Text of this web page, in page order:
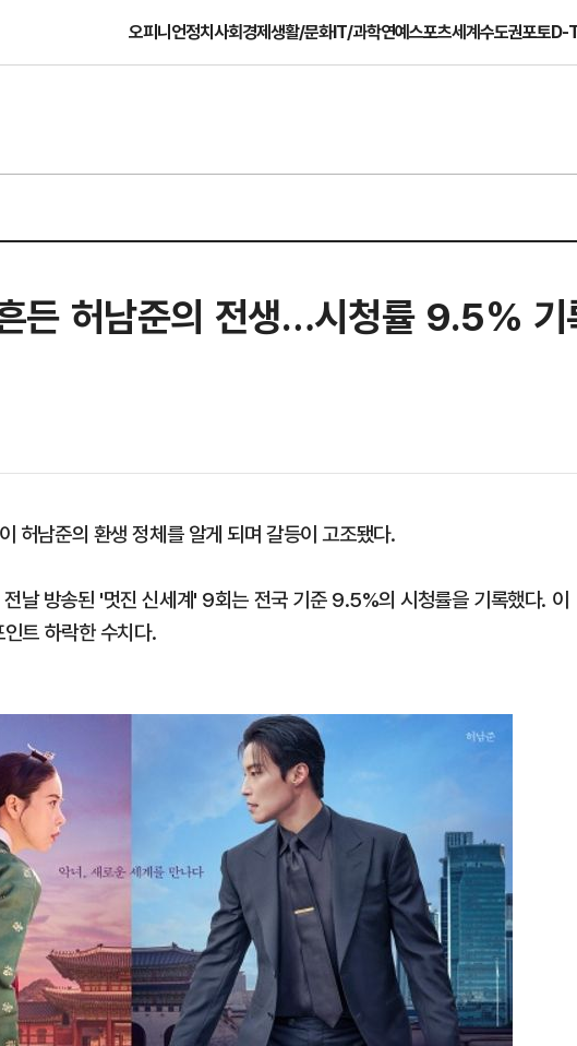
오피니언정치사회경제생활/문화IT/과학연예스포츠세계수도권포토D-
든 허남준의 전생…시청률 9.5% 기
허남준의 환생 정체를 알게 되며 갈등이 고조됐다.
날 방송된 '멋진 신세계' 9회는 전국 기준 9.5%의 시청률을 기록했다. 이
트 하락한 수치다.